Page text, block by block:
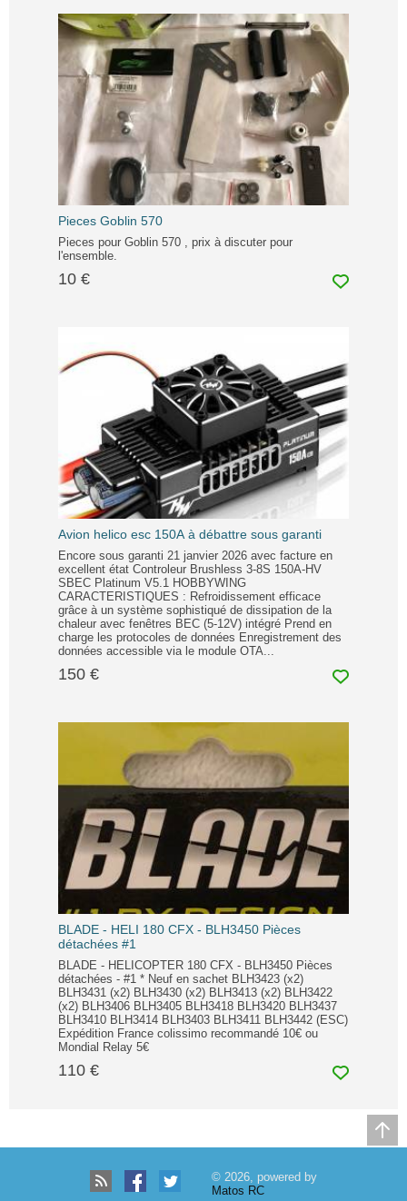
Pieces Goblin 570
Pieces pour Goblin 570 , prix à discuter pour
l'ensemble.
10 €
Avion helico esc 150A à débattre sous garanti
Encore sous garanti 21 janvier 2026 avec facture en
excellent état Controleur Brushless 3-8S 150A-HV
SBEC Platinum V5.1 HOBBYWING
CARACTERISTIQUES : Refroidissement efficace
grâce à un système sophistiqué de dissipation de la
chaleur avec fenêtres BEC (5-12V) intégré Prend en
charge les protocoles de données Enregistrement des
données accessible via le module OTA...
150 €
BLADE - HELI 180 CFX - BLH3450 Pièces
détachées #1
BLADE - HELICOPTER 180 CFX - BLH3450 Pièces
détachées - #1 * Neuf en sachet BLH3423 (x2)
BLH3431 (x2) BLH3430 (x2) BLH3413 (x2) BLH3422
(x2) BLH3406 BLH3405 BLH3418 BLH3420 BLH3437
BLH3410 BLH3414 BLH3403 BLH3411 BLH3442 (ESC)
Expédition France colissimo recommandé 10€ ou
Mondial Relay 5€
110 €
© 2026, powered by
Matos RC